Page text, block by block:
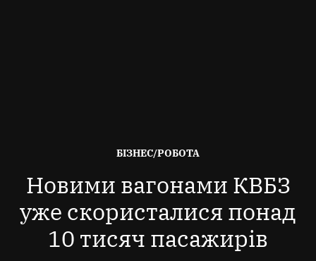
ОПУБЛІКОВАНО
БІЗНЕС/РОБОТА
Новими вагонами КВБЗ
уже скористалися понад
10 тисяч пасажирів